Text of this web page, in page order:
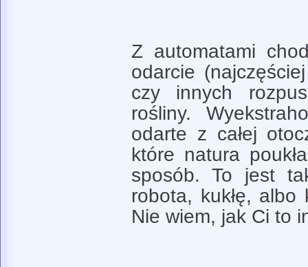
Z automatami
odarcie
czy innych
rośliny.
odarte z całej
które natura
sposób. To jest
robota, kukłę, albo
Nie wiem, jak Ci to